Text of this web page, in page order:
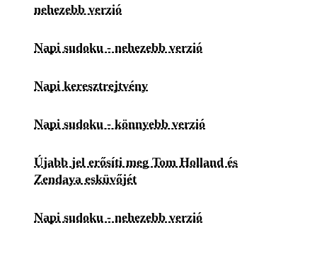
nehezebb verzió
Napi sudoku - nehezebb verzió
Napi keresztrejtvény
Napi sudoku - könnyebb verzió
Újabb jel erősíti meg Tom Holland és
Zendaya esküvőjét
Napi sudoku - nehezebb verzió